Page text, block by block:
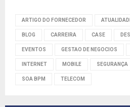
ARTIGO DO FORNECEDOR
BLOG CARREIRA CASE
EVENTOS GESTAO DE NEGOCIOS
INTERNET MOBILE SEGURANÇA
SOA BPM TELECOM